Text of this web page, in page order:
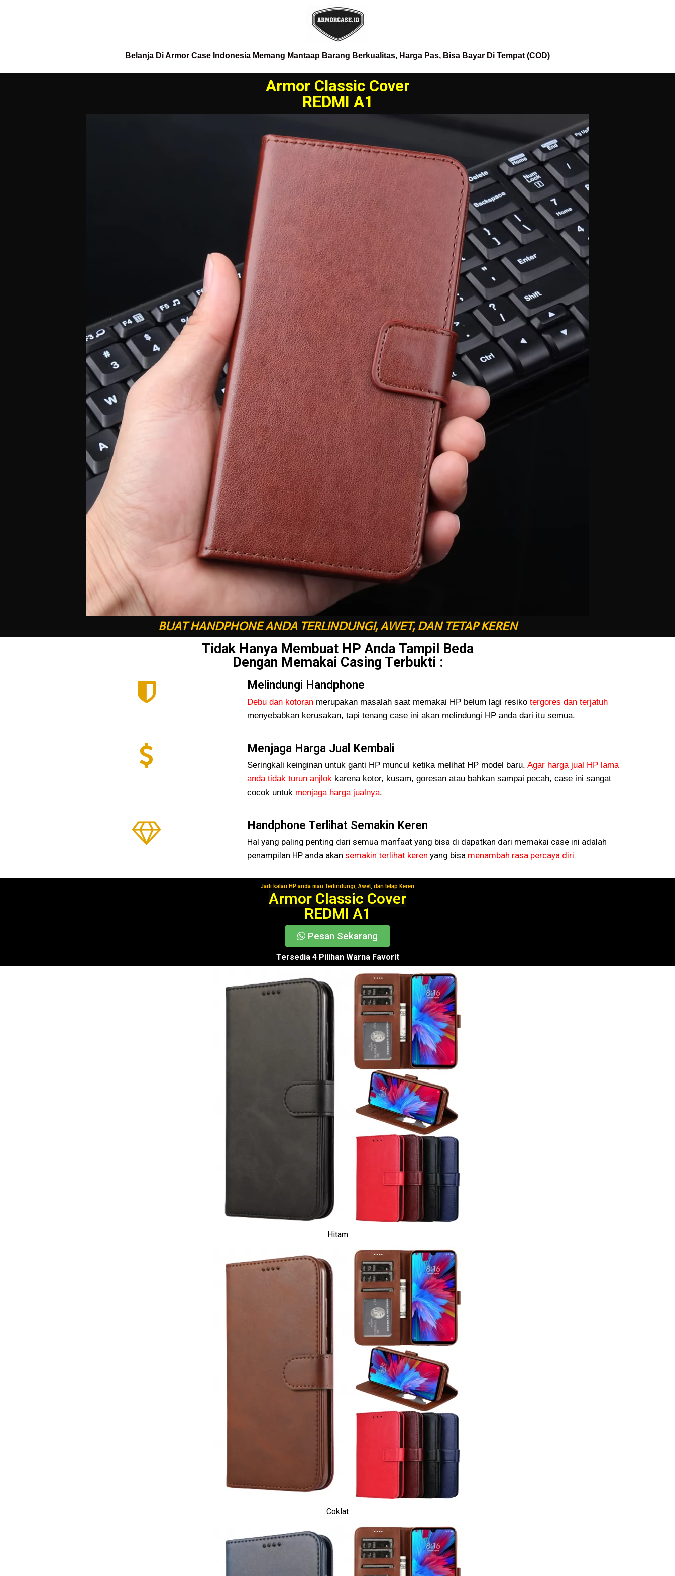
Belanja Di Armor Case Indonesia Memang Mantaap Barang Berkualitas, Harga Pas, Bisa Bayar Di Tempat (COD)
Armor Classic Cover
REDMI A1
BUAT HANDPHONE ANDA TERLINDUNGI, AWET, DAN TETAP KEREN
Tidak Hanya Membuat HP Anda Tampil Beda
Dengan Memakai Casing Terbukti :
Melindungi Handphone
Debu dan kotoran merupakan masalah saat memakai HP belum lagi resiko tergores dan terjatuh
menyebabkan kerusakan, tapi tenang case ini akan melindungi HP anda dari itu semua.
Menjaga Harga Jual Kembali
Seringkali keinginan untuk ganti HP muncul ketika melihat HP model baru. Agar harga jual HP lama
anda tidak turun anjlokkarena kotor, kusam, goresan atau bahkan sampai pecah, case ini sangat
cocok untuk menjaga harga jualnya.
Handphone Terlihat Semakin Keren
Hal yang paling penting dari semua manfaat yang bisa di dapatkan dari memakai case ini adalah
penampilan HP anda akan semakin terlihat keren yang bisa menambah rasa percaya diri.
Jadi kalau HP anda mau Terlindungi, Awet, dan tetap Keren
Segera Gunakan!
Armor Classic Cover
REDMI A1
Pesan Sekarang
Tersedia 4 Pilihan Warna Favorit
Hitam
Coklat